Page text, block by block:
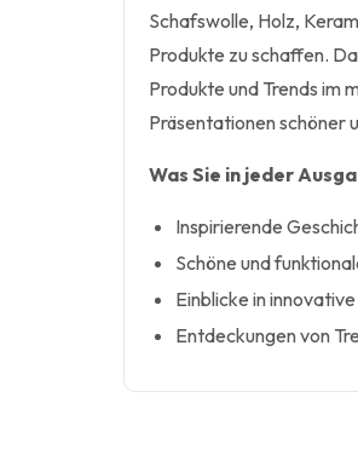
Schafswolle, Holz,
Produkte zu schaffen.
Produkte und Trends im
Präsentationen schöner
Was Sie in jeder
Inspirierende
Schöne und
Einblicke in
Entdeckungen von